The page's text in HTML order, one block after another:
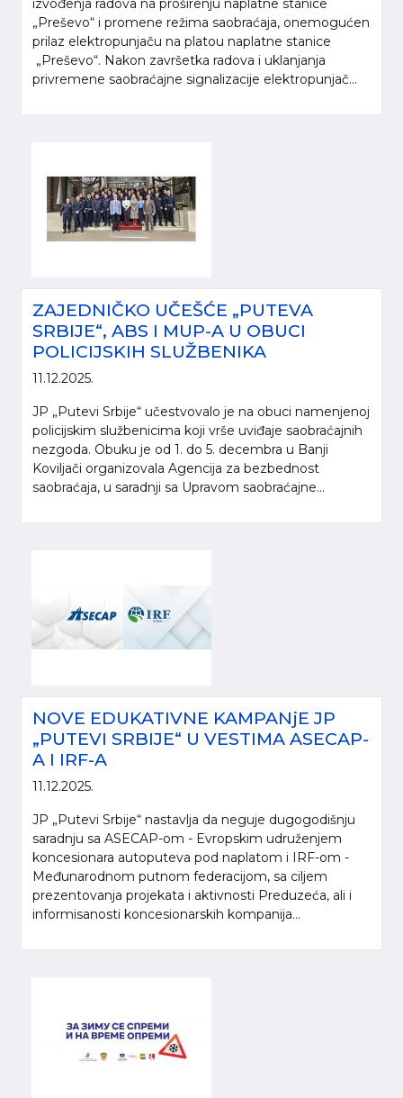
izvođenja radova na proširenju naplatne stanice
„Preševo“ i promene režima saobraćaja, onemogućen
prilaz elektropunjaču na platou naplatne stanice
„Preševo“. Nakon završetka radova i uklanjanja
privremene saobraćajne signalizacije elektropunjač...
ZAJEDNIČKO UČEŠĆE „PUTEVA
SRBIJE“, ABS I MUP-A U OBUCI
POLICIJSKIH SLUŽBENIKA
11.12.2025.
JP „Putevi Srbije“ učestvovalo je na obuci namenjenoj
policijskim službenicima koji vrše uviđaje saobraćajnih
nezgoda. Obuku je od 1. do 5. decembra u Banji
Koviljači organizovala Agencija za bezbednost
saobraćaja, u saradnji sa Upravom saobraćajne...
NOVE EDUKATIVNE KAMPANjE JP
„PUTEVI SRBIJE“ U VESTIMA ASECAP-
A I IRF-A
11.12.2025.
JP „Putevi Srbije“ nastavlja da neguje dugogodišnju
saradnju sa ASECAP-om - Evropskim udruženjem
koncesionara autoputeva pod naplatom i IRF-om -
Međunarodnom putnom federacijom, sa ciljem
prezentovanja projekata i aktivnosti Preduzeća, ali i
informisanosti koncesionarskih kompanija...